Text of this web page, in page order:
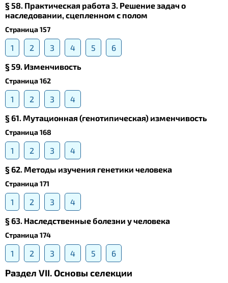
§ 58. Практическая работа 3. Решение задач о
наследовании, сцепленном с полом
Страница 157
1 2 3 4 5
6
§ 59. Изменчивость
Страница 162
1 2 3
4
§ 61. Мутационная (генотипическая) изменчивость
Страница 168
1 2 3
4
§ 62. Методы изучения генетики человека
Страница 171
1 2 3
4
§ 63. Наследственные болезни у человека
Страница 174
1 2 3 4 5 6
Раздел VII. Основы селекции